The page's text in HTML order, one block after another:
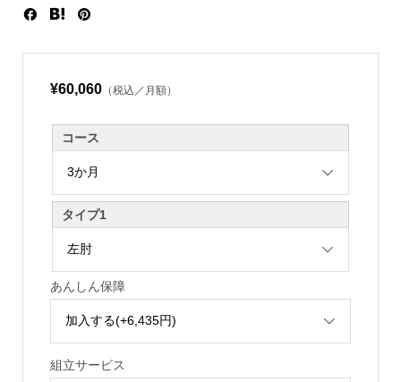
¥60,060（税込／月額）
コース
タイプ1
あんしん保障
組立サービス